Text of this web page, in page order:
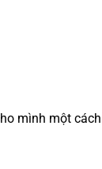
mình một